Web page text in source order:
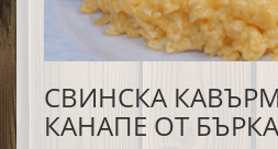
СВИНСКА
КАНАПЕ ОТ